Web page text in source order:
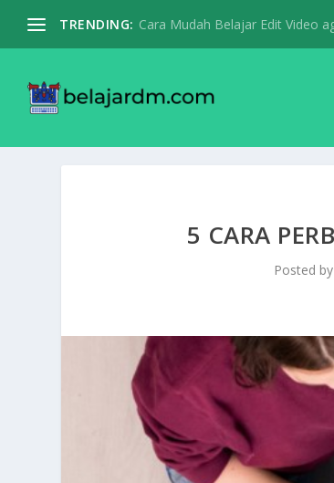
TRENDING: Cara Mudah Belajar Edit Video
5 CARA
Posted by